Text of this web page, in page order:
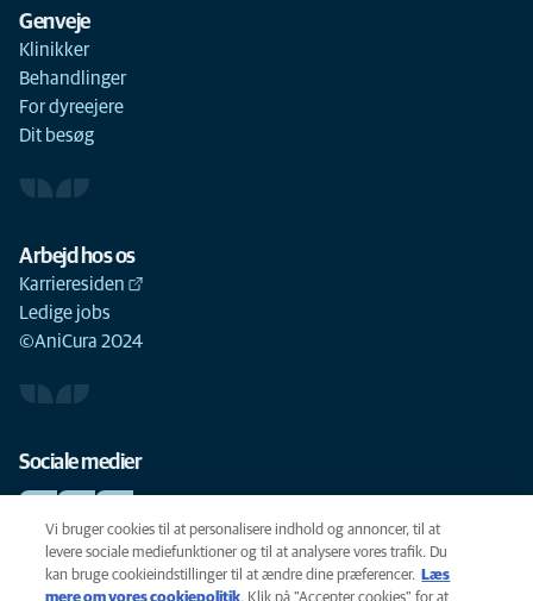
Genveje
Klinikker
Behandlinger
For dyreejere
Dit besøg
Arbejd hos os
Karrieresiden
Ledige jobs
©AniCura 2024
Sociale medier
Cookie-politik
Vi bruger cookies til at personalisere indhold og annoncer, til at
levere sociale mediefunktioner og til at analysere vores trafik. Du
kan bruge cookieindstillinger til at ændre dine præferencer.
Læs